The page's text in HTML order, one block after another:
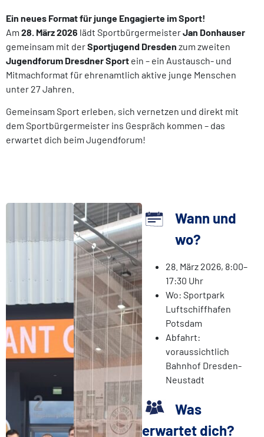
Ein neues Format für junge Engagierte im Sport!
Am 28. März 2026 lädt SportbürgermeisterJan Donhauser
gemeinsam mit derSportjugend Dresden zum zweiten
Jugendforum Dresdner Sport ein – ein Austausch- und
Mitmachformat für ehrenamtlich aktive junge Menschen
unter 27 Jahren.
Gemeinsam Sport erleben, sich vernetzen und direkt mit
dem Sportbürgermeister ins Gespräch kommen – das
erwartet dich beim Jugendforum!
Wann und
wo?
28. März 2026, 8:00–
17:30 Uhr
Wo: Sportpark
Luftschiffhafen
Potsdam
Abfahrt:
voraussichtlich
Bahnhof Dresden-
Neustadt
Was
erwartet dich?